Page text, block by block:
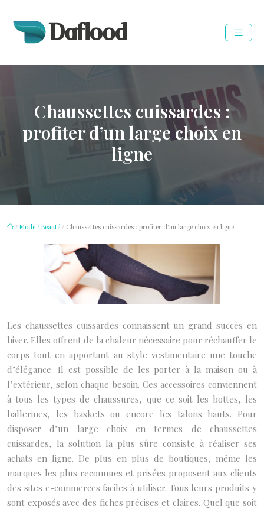
Chaussettes cuissardes :
profiter d’un large choix en
ligne
/ Mode / Beauté / Chaussettes cuissardes : profiter d’un large choix en ligne
Les chaussettes cuissardes connaissent un grand succès en
hiver. Elles offrent de la chaleur nécessaire pour réchauffer le
corps tout en apportant au style vestimentaire une touche
d’élégance. Il est possible de les porter à la maison ou à
l’extérieur, selon chaque besoin. Ces accessoires conviennent
à tous les types de chaussures, que ce soit les bottes, les
ballerines, les baskets ou encore les talons hauts. Pour
disposer d’un large choix en termes de chaussettes
cuissardes, la solution la plus sûre consiste à réaliser ses
achats en ligne. De plus en plus de boutiques, même les
marques les plus reconnues et prisées proposent aux clients
des sites e-commerces faciles à utiliser. Tous leurs produits y
sont exposés avec des fiches précises et claires. Quel que soit